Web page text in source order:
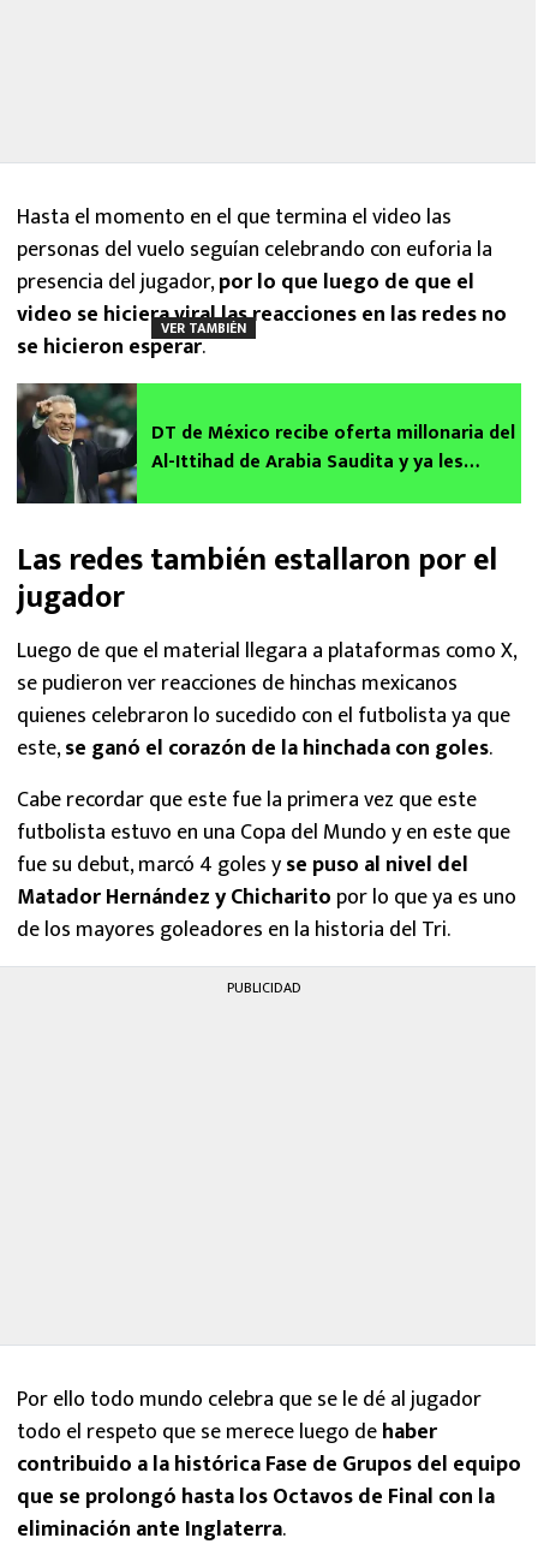
Hasta el momento en el que termina el video las
personas del vuelo seguían celebrando con euforia la
presencia del jugador,por lo que luego de que el
video se hiciera viral las reacciones en las redes no
se hicieron esperar.
VER TAMBIÉN
DT de México recibe oferta millonaria del
Al-Ittihad de Arabia Saudita y ya les
Las redes también estallaron por el
jugador
Luego de que el material llegara a plataformas como X,
se pudieron ver reacciones de hinchas mexicanos
quienes celebraron lo sucedido con el futbolista ya que
este,se ganó el corazón de la hinchada con goles.
Cabe recordar que este fue la primera vez que este
futbolista estuvo en una Copa del Mundo y en este que
fue su debut, marcó 4 goles yse puso al nivel del
Matador Hernández y Chicharito por lo que ya es uno
de los mayores goleadores en la historia del Tri.
PUBLICIDAD
Por ello todo mundo celebra que se le dé al jugador
todo el respeto que se merece luego dehaber
contribuido a la histórica Fase de Grupos del equipo
que se prolongó hasta los Octavos de Final con la
eliminación ante Inglaterra.